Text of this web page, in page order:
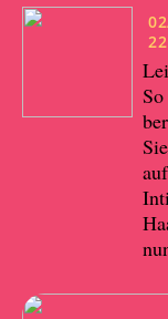
22
So